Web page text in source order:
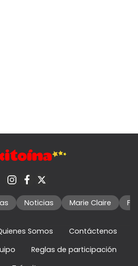
Noticias Marie Claire
Somos
Contáctenos
Reglas de participación